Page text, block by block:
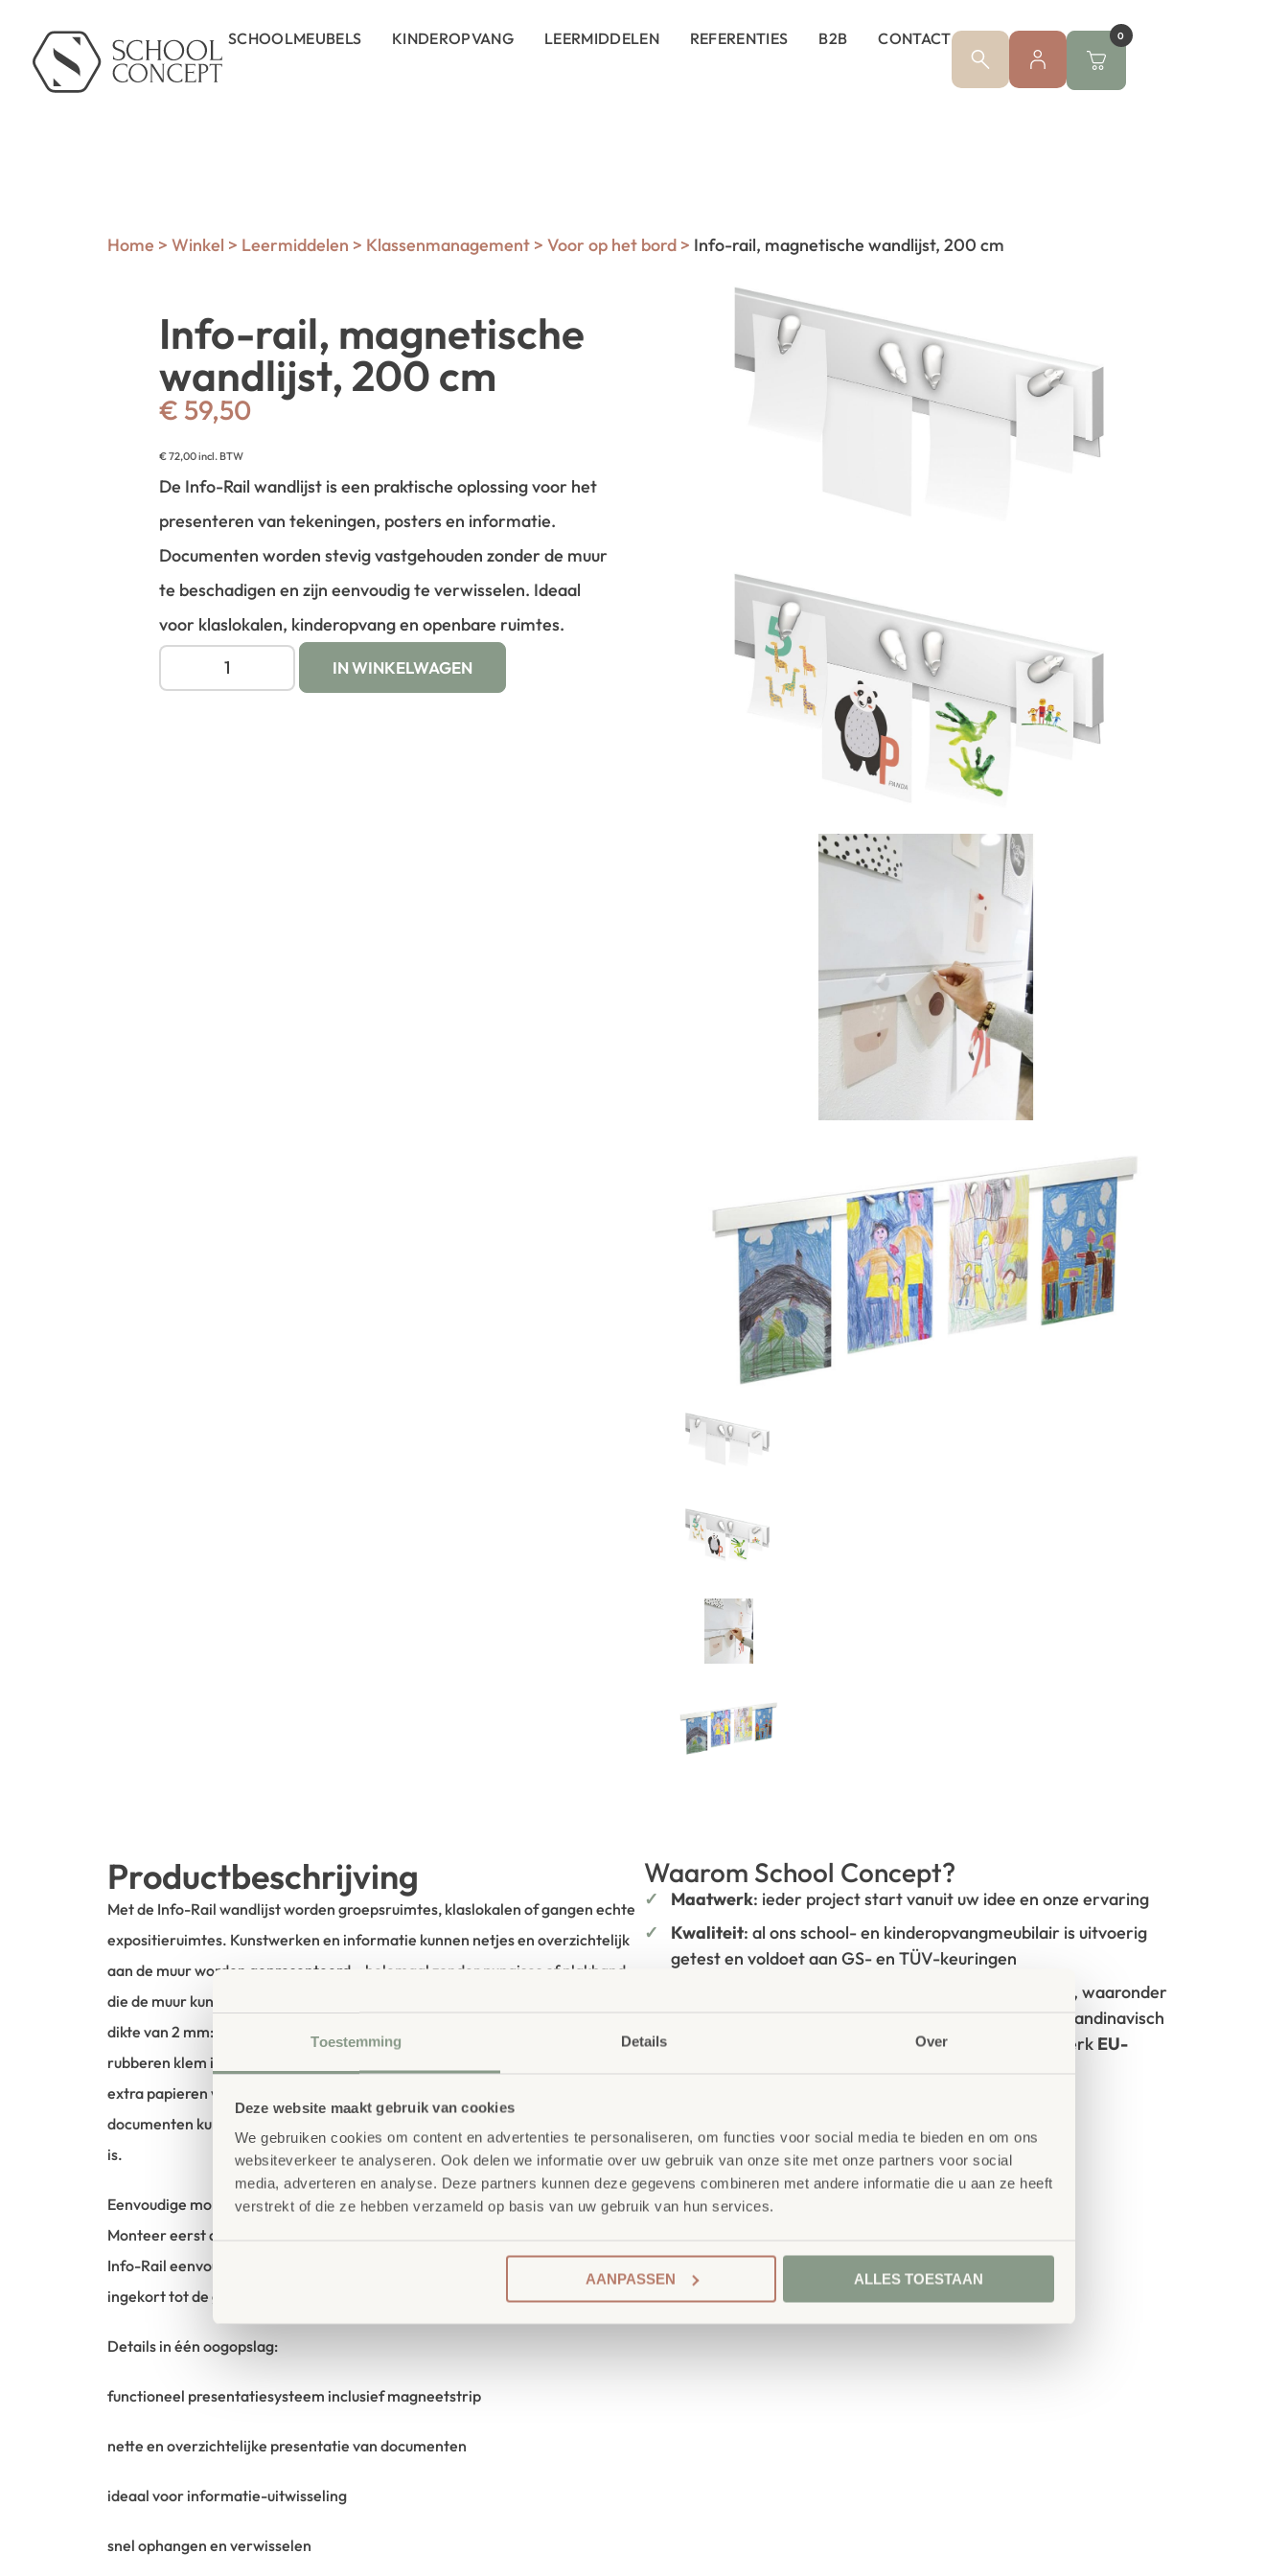
Toestemming Details Over
Deze website maakt gebruik van cookies
We gebruiken cookies om content en advertenties te personaliseren, om functies voor social media te bieden en om ons
websiteverkeer te analyseren. Ook delen we informatie over uw gebruik van onze site met onze partners voor social
media, adverteren en analyse. Deze partners kunnen deze gegevens combineren met andere informatie die u aan ze heeft
verstrekt of die ze hebben verzameld op basis van uw gebruik van hun services.
AANPASSEN ALLES TOESTAAN
SCHOOLMEUBELS KINDEROPVANG LEERMIDDELEN REFERENTIES B2B CONTACT 0
Home > Winkel > Leermiddelen > Klassenmanagement > Voor op het bord > Info-rail, magnetische wandlijst, 200 cm
Info-rail, magnetische
wandlijst, 200 cm
€ 59,50
€72,00incl. BTW
De Info-Rail wandlijst is een praktische oplossing voor het
presenteren van tekeningen, posters en informatie.
Documenten worden stevig vastgehouden zonder de muur
te beschadigen en zijn eenvoudig te verwisselen. Ideaal
voor klaslokalen, kinderopvang en openbare ruimtes.
IN WINKELWAGEN
Productbeschrijving
Met de Info-Rail wandlijst worden groepsruimtes, klaslokalen of gangen echte
expositieruimtes. Kunstwerken en informatie kunnen netjes en overzichtelijk
aan de muur worden gepresenteerd – helemaal zonder punaises of plakband
die de muur kunnen beschadigen. Van papier van 80 g/m² tot karton met een
dikte van 2 mm: alles wordt veilig vastgehouden dankzij de drievoudige
rubberen klem in de rail. Aan de extra magneetstrip aan de voorkant kunnen
extra papieren worden bevestigd met de meegeleverde muis-magneten. Alle
documenten kunnen snel en eenvoudig worden verwisseld wanneer dat nodig
is.
Eenvoudige montage en gebruiksvriendelijk
Monteer eerst de Click-&-Connect-clips aan de muur en bevestig daarna de
Info-Rail eenvoudig op de clips. De rail kan naar wens worden gekoppeld of
ingekort tot de gewenste lengte.
Details in één oogopslag:
functioneel presentatiesysteem inclusief magneetstrip
nette en overzichtelijke presentatie van documenten
ideaal voor informatie-uitwisseling
snel ophangen en verwisselen
Waarom School Concept?
Maatwerk: ieder project start vanuit uw idee en onze ervaring
Kwaliteit: al ons school- en kinderopvangmeubilair is uitvoerig
getest en voldoet aan GS- en TÜV-keuringen
: wij werken met circulaire producten, waaronder
-gecertificeerd Scandinavisch
hout. Daarnaast zelfs voorzien van het milieukeurmerk EU-
SKU 773811